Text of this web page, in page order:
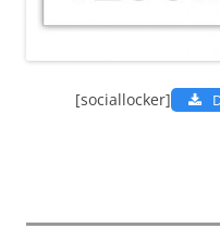
[sociallocker]